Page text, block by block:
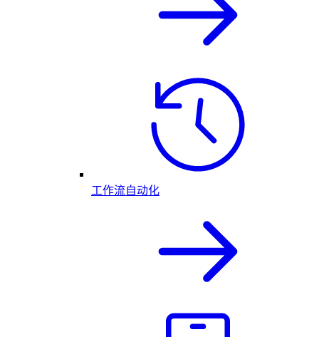
工作流自动化